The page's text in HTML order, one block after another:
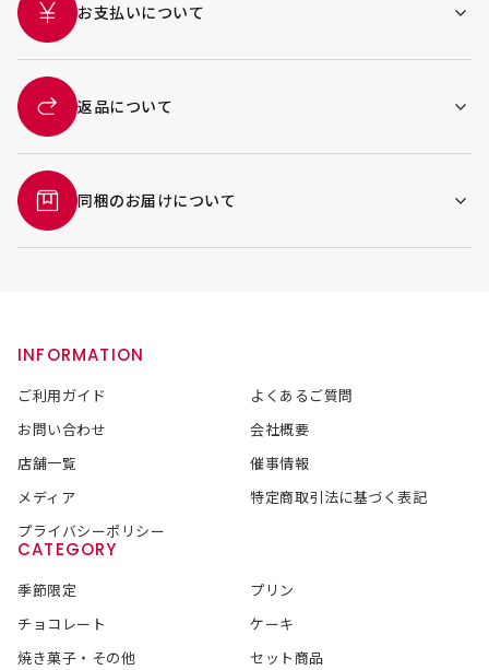
お支払いについて
返品について
同梱のお届けについて
INFORMATION
ご利用ガイド
よくあるご質問
お問い合わせ
会社概要
店舗一覧
催事情報
メディア
特定商取引法に基づく表記
プライバシーポリシー
CATEGORY
季節限定
プリン
チョコレート
ケーキ
焼き菓子・その他
セット商品